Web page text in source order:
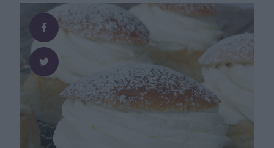
recept! Tips! Servera kycklingen till en nyttig, fräsch och
supergod Kesosallad – klicka här för recept! Här …